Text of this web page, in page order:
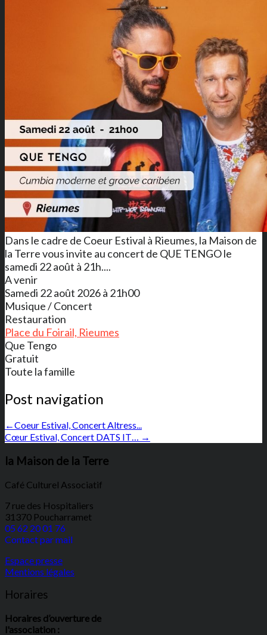
Dans le cadre de Coeur Estival à Rieumes, la Maison de
la Terre vous invite au concert de QUE TENGO le
samedi 22 août à 21h....
A venir
Samedi 22 août 2026 à 21h00
Musique / Concert
Restauration
Place du Foirail, Rieumes
Que Tengo
Gratuit
Toute la famille
Post navigation
←Coeur Estival, Concert Altress...
Cœur Estival, Concert DATS IT… →
la Maison de la Terre
Café Culturel Associatif
7 rue des Hospitaliers
31370 Poucharramet
05 62 20 01 76
Contact par mail
Espace presse
Mentions légales
Horaires
Horaires d’ouverture de
l'association :